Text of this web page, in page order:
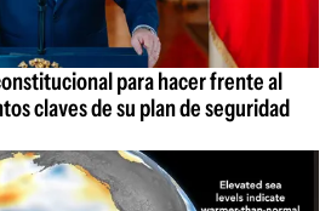
para hacer frente al
claves de su plan de seguridad